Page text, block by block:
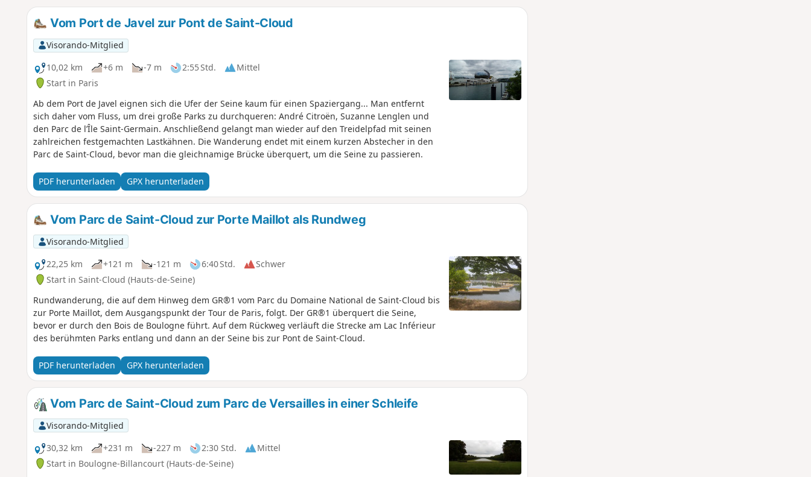
Vom Port de Javel zur Pont de Saint-Cloud
Visorando-Mitglied
10,02 km
+6 m -7 m 2:55 Std.
Mittel
Start in Paris
Ab dem Port de Javel eignen sich die Ufer der Seine kaum für einen Spaziergang... Man entfernt
sich daher vom Fluss, um drei große Parks zu durchqueren: André Citroën, Suzanne Lenglen und
den Parc de l’Île Saint-Germain. Anschließend gelangt man wieder auf den Treidelpfad mit seinen
zahlreichen festgemachten Lastkähnen. Die Wanderung endet mit einem kurzen Abstecher in den
Parc de Saint-Cloud, bevor man die gleichnamige Brücke überquert, um die Seine zu passieren.
PDF herunterladen GPX herunterladen
Vom Parc de Saint-Cloud zur Porte Maillot als Rundweg
Visorando-Mitglied
22,25 km
+121 m -121 m 6:40 Std.
Schwer
Start in Saint-Cloud (Hauts-de-Seine)
Rundwanderung, die auf dem Hinweg dem GR®1 vom Parc du Domaine National de Saint-Cloud bis
zur Porte Maillot, dem Ausgangspunkt der Tour de Paris, folgt. Der GR®1 überquert die Seine,
bevor er durch den Bois de Boulogne führt. Auf dem Rückweg verläuft die Strecke am Lac Inférieur
des berühmten Parks entlang und dann an der Seine bis zur Pont de Saint-Cloud.
PDF herunterladen GPX herunterladen
Vom Parc de Saint-Cloud zum Parc de Versailles in einer Schleife
Visorando-Mitglied
30,32 km
+231 m -227 m 2:30 Std.
Mittel
Start in Boulogne-Billancourt (Hauts-de-Seine)